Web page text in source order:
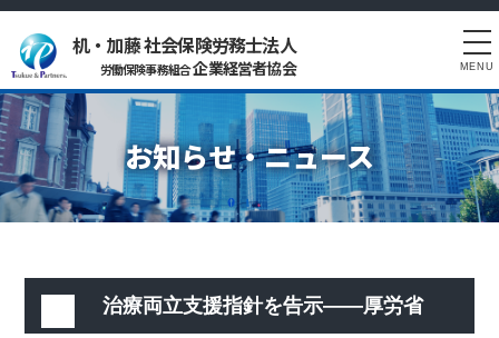
MENU
机・加藤 社会保険労務士法人
労働保険事務組合企業経営者協会
お知らせ・ニュース
治療両立支援指針を告示――厚労省